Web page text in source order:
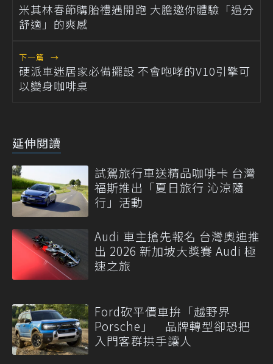
米其林春節購胎禮遇開跑 大膽邀你體驗「過分
舒適」的爽感
下一篇 →
硬派車迷居家必備擺設 不會咆哮的V10引擎可
以變身咖啡桌
延伸閱讀
試駕旅行車送精品咖啡卡 台灣
福斯推出「夏日旅行 沁涼隨
行」活動
Audi 車主搶先報名 台灣奧迪推
出 2026 新加坡大獎賽 Audi 極
速之旅
Ford砍平價車拚「越野界
Porsche」 品牌轉型卻恐把
入門客群拱手讓人